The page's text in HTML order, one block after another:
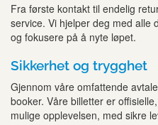
Fra første kontakt til endelig
service. Vi hjelper deg med alle
og fokusere på å nyte løpet.
Sikkerhet og trygghet
Gjennom våre omfattende
booker. Våre billetter er
mulige opplevelsen, med sikre